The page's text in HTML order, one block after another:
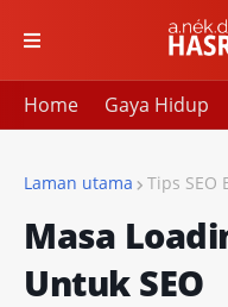
Home Gaya Hidup
Laman utama Tips SEO
Masa
Untuk SEO